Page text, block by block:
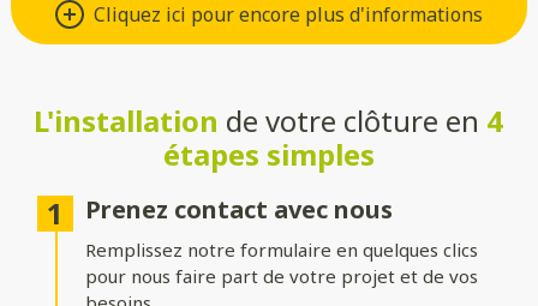
Cliquez ici pour encore plus d'informations
qualité
: moderne, léger et résistant à la corrosion.
Composite
d’entretien.
: économique, durable et facile à entretenir.
L'installation de votre clôture en 4
étapes simples
Prenez contact avec nous
Remplissez notre formulaire en quelques clics
pour nous faire part de votre projet et de vos